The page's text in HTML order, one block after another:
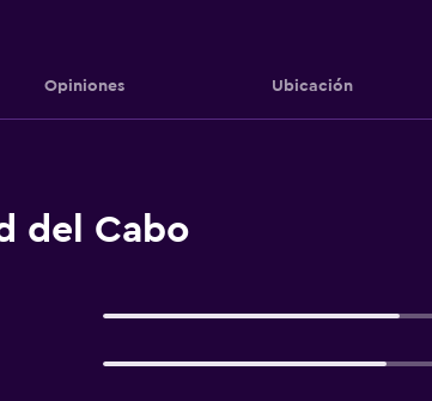
Opiniones Ubicación
del Cabo